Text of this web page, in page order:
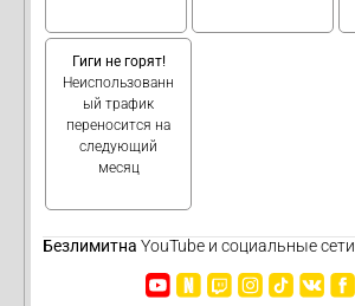
Гиги не горят!
Неиспользованн
ый трафик
переносится на
следующий
месяц
Безлимитна YouTube и социальные сети